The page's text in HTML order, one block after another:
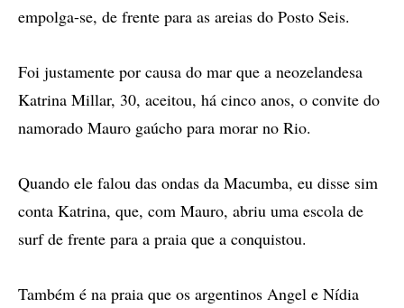
empolga-se, de frente para as areias do Posto Seis.
Foi justamente por causa do mar que a neozelandesa
Katrina Millar, 30, aceitou, há cinco anos, o convite do
namorado Mauro gaúcho para morar no Rio.
Quando ele falou das ondas da Macumba, eu disse sim
conta Katrina, que, com Mauro, abriu uma escola de
surf de frente para a praia que a conquistou.
Também é na praia que os argentinos Angel e Nídia